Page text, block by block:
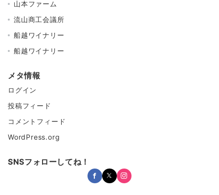
山本ファーム
流山商工会議所
船越ワイナリー
船越ワイナリー
メタ情報
ログイン
投稿フィード
コメントフィード
WordPress.org
SNSフォローしてね！